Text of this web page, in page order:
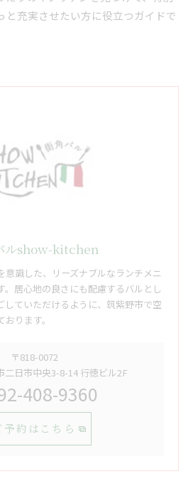
と充実させたい方に役立つガイドで
ルshow-kitchen
意識した、リーズナブルなランチメニ
。居心地の良さにも配慮するバルとし
していただけるように、筑紫野市で空
ります。
〒818-0072
二日市中央3-8-14 行徳ビル2F
408-9360
予約はこちら